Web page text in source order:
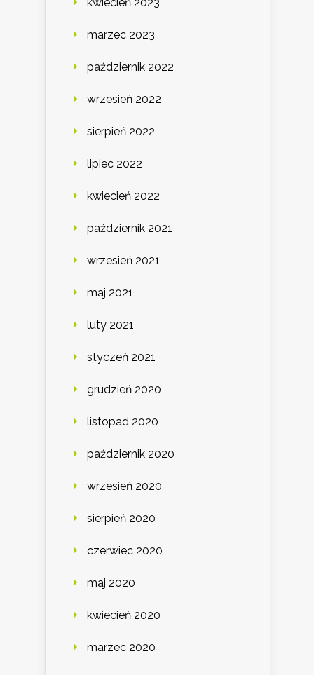
marzec 2023
październik 2022
wrzesień 2022
sierpień 2022
lipiec 2022
kwiecień 2022
październik 2021
wrzesień 2021
maj 2021
luty 2021
styczeń 2021
grudzień 2020
listopad 2020
październik 2020
wrzesień 2020
sierpień 2020
czerwiec 2020
maj 2020
kwiecień 2020
marzec 2020